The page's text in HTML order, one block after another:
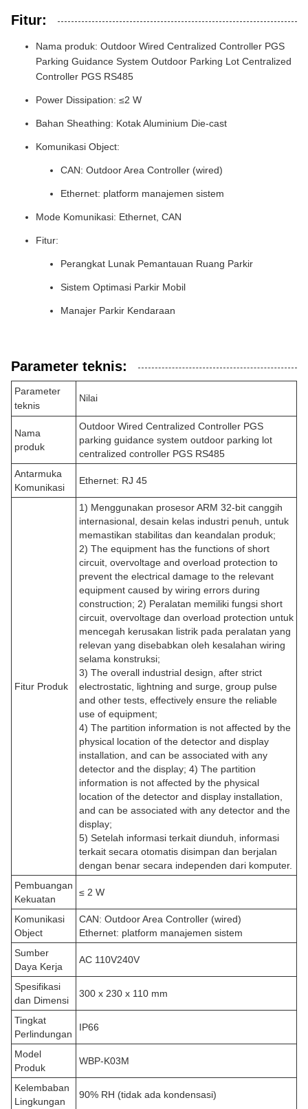
Fitur:
Nama produk: Outdoor Wired Centralized Controller PGS
Parking Guidance System Outdoor Parking Lot Centralized
Controller PGS RS485
Power Dissipation: ≤2 W
Bahan Sheathing: Kotak Aluminium Die-cast
Komunikasi Object:
CAN: Outdoor Area Controller (wired)
Ethernet: platform manajemen sistem
Mode Komunikasi: Ethernet, CAN
Fitur:
Perangkat Lunak Pemantauan Ruang Parkir
Sistem Optimasi Parkir Mobil
Manajer Parkir Kendaraan
Parameter teknis:
Parameter
teknis
Nilai
Nama
produk
Outdoor Wired Centralized Controller PGS
parking guidance system outdoor parking lot
centralized controller PGS RS485
Antarmuka
Komunikasi
Ethernet: RJ 45
Fitur Produk
1) Menggunakan prosesor ARM 32-bit canggih
internasional, desain kelas industri penuh, untuk
memastikan stabilitas dan keandalan produk;
2) The equipment has the functions of short
circuit, overvoltage and overload protection to
prevent the electrical damage to the relevant
equipment caused by wiring errors during
construction; 2) Peralatan memiliki fungsi short
circuit, overvoltage dan overload protection untuk
mencegah kerusakan listrik pada peralatan yang
relevan yang disebabkan oleh kesalahan wiring
selama konstruksi;
3) The overall industrial design, after strict
electrostatic, lightning and surge, group pulse
and other tests, effectively ensure the reliable
use of equipment;
4) The partition information is not affected by the
physical location of the detector and display
installation, and can be associated with any
detector and the display; 4) The partition
information is not affected by the physical
location of the detector and display installation,
and can be associated with any detector and the
display;
5) Setelah informasi terkait diunduh, informasi
terkait secara otomatis disimpan dan berjalan
dengan benar secara independen dari komputer.
Pembuangan
Kekuatan
≤ 2 W
Komunikasi
Object
CAN: Outdoor Area Controller (wired)
Ethernet: platform manajemen sistem
Sumber
Daya Kerja
AC 110V240V
Spesifikasi
dan Dimensi
300 x 230 x 110 mm
Tingkat
Perlindungan
IP66
Model
Produk
WBP-K03M
Kelembaban
Lingkungan
90% RH (tidak ada kondensasi)